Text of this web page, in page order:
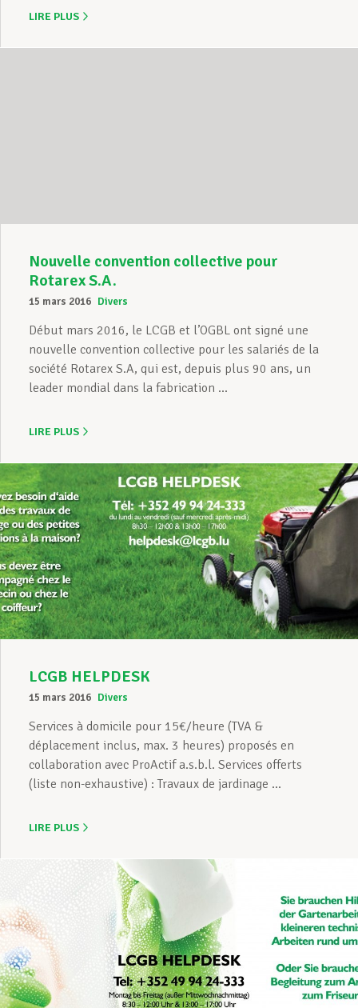
LIRE PLUS
Nouvelle convention collective pour
Rotarex S.A.
15 mars 2016 Divers
Début mars 2016, le LCGB et l’OGBL ont signé une
nouvelle convention collective pour les salariés de la
société Rotarex S.A, qui est, depuis plus 90 ans, un
leader mondial dans la fabrication ...
LIRE PLUS
LCGB HELPDESK
15 mars 2016 Divers
Services à domicile pour 15€/heure (TVA &
déplacement inclus, max. 3 heures) proposés en
collaboration avec ProActif a.s.b.l. Services offerts
(liste non-exhaustive) : Travaux de jardinage ...
LIRE PLUS